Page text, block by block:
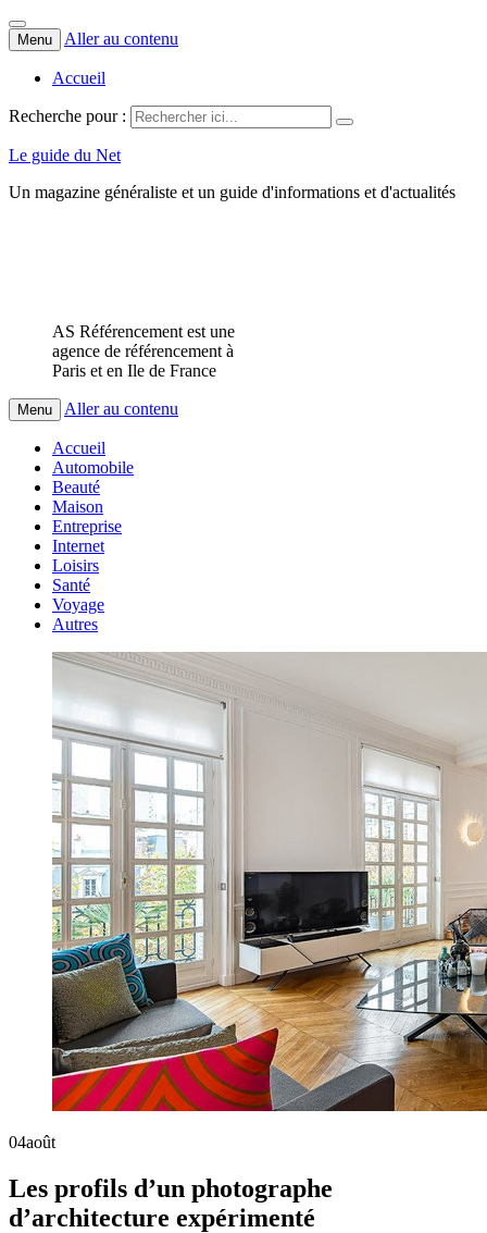
Menu Aller au contenu
Accueil
Recherche pour :
Le guide du Net
Un magazine généraliste et un guide d'informations et d'actualités
AS Référencement est une
agence de référencement à
Paris et en Ile de France
Menu Aller au contenu
Accueil
Automobile
Beauté
Maison
Entreprise
Internet
Loisirs
Santé
Voyage
Autres
04août
Les profils d’un photographe
d’architecture expérimenté